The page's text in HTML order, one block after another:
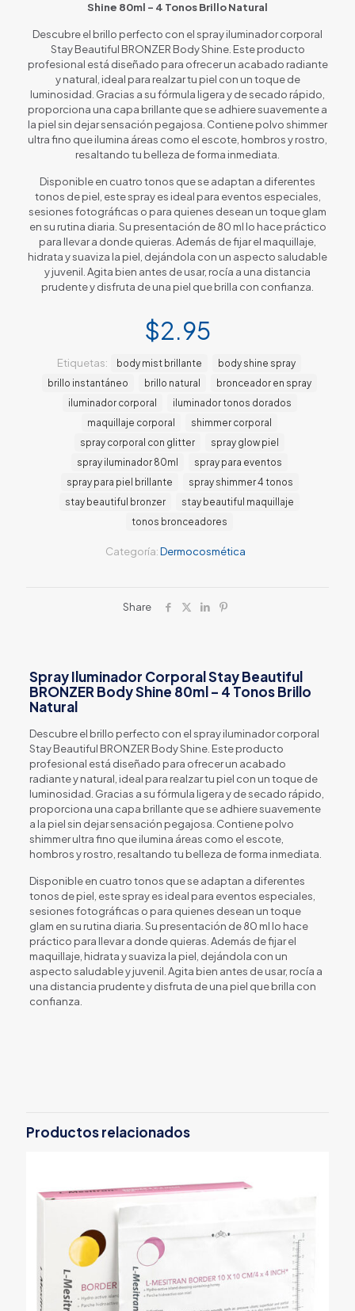
Shine 80ml – 4 Tonos Brillo Natural
Descubre el brillo perfecto con el spray iluminador corporal
Stay Beautiful BRONZER Body Shine. Este producto
profesional está diseñado para ofrecer un acabado radiante
y natural, ideal para realzar tu piel con un toque de
luminosidad. Gracias a su fórmula ligera y de secado rápido,
proporciona una capa brillante que se adhiere suavemente a
la piel sin dejar sensación pegajosa. Contiene polvo shimmer
ultra fino que ilumina áreas como el escote, hombros y rostro,
resaltando tu belleza de forma inmediata.
Disponible en cuatro tonos que se adaptan a diferentes
tonos de piel, este spray es ideal para eventos especiales,
sesiones fotográficas o para quienes desean un toque glam
en su rutina diaria. Su presentación de 80 ml lo hace práctico
para llevar a donde quieras. Además de fijar el maquillaje,
hidrata y suaviza la piel, dejándola con un aspecto saludable
y juvenil. Agita bien antes de usar, rocía a una distancia
prudente y disfruta de una piel que brilla con confianza.
$2.95
Categoría:Dermocosmética
Etiquetas: body mist brillante
body shine spray
brillo instantáneo
brillo natural
bronceador en spray
iluminador corporal
iluminador tonos dorados
maquillaje corporal
shimmer corporal
spray corporal con glitter
spray glow piel
spray iluminador 80ml
spray para eventos
spray para piel brillante
spray shimmer 4 tonos
stay beautiful bronzer
stay beautiful maquillaje
tonos bronceadores
Share
Spray Iluminador Corporal Stay Beautiful
BRONZER Body Shine 80ml – 4 Tonos Brillo
Natural
Descubre el brillo perfecto con el spray iluminador corporal
Stay Beautiful BRONZER Body Shine. Este producto
profesional está diseñado para ofrecer un acabado
radiante y natural, ideal para realzar tu piel con un toque de
luminosidad. Gracias a su fórmula ligera y de secado rápido,
proporciona una capa brillante que se adhiere suavemente
a la piel sin dejar sensación pegajosa. Contiene polvo
shimmer ultra fino que ilumina áreas como el escote,
hombros y rostro, resaltando tu belleza de forma inmediata.
Disponible en cuatro tonos que se adaptan a diferentes
tonos de piel, este spray es ideal para eventos especiales,
sesiones fotográficas o para quienes desean un toque
glam en su rutina diaria. Su presentación de 80 ml lo hace
práctico para llevar a donde quieras. Además de fijar el
maquillaje, hidrata y suaviza la piel, dejándola con un
aspecto saludable y juvenil. Agita bien antes de usar, rocía a
una distancia prudente y disfruta de una piel que brilla con
confianza.
Productos relacionados